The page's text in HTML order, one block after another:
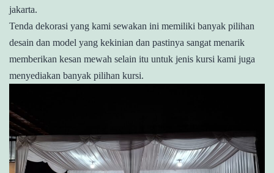
jakarta.
Tenda dekorasi yang kami sewakan ini memiliki banyak pilihan
desain dan model yang kekinian dan pastinya sangat menarik
memberikan kesan mewah selain itu untuk jenis kursi kami juga
menyediakan banyak pilihan kursi.